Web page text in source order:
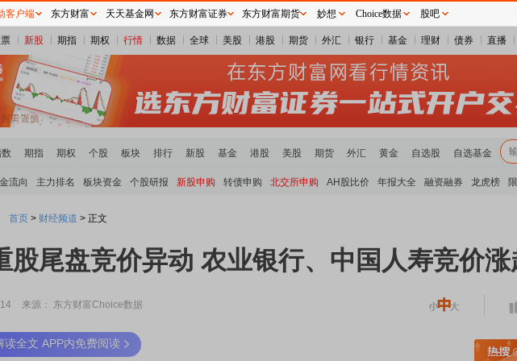
新股 期指 期权 行情 数据 全球 美股 港股 期货 外汇 银行 基金 理财 债券 直播
期指 期权 个股 板块 排行 新股 基金 港股 美股 期货 外汇 黄金 自选股 自选基金
流向 主力排名 板块资金 个股研报 新股申购 转债申购 北交所申购 AH股比价 年报大全 融资融券 龙虎榜
首页 > 财经频道 > 正文
股尾盘竞价异动 农业银行、中国人寿竞价
来源： 东方财富Choice数据
读全文 APP内免费阅读
稀土板块领涨 重要机构
客户端 东方财富 天天基金网 东方财富证券 东方财富期货 妙想 Choice数据 股吧